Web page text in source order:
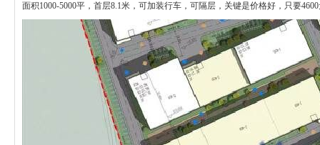
面积1000-5000平，首层8.1米，可加装行车，可隔层，关键是价格好，只要